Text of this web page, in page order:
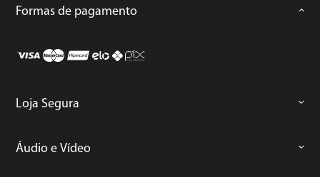
Formas de pagamento
Loja Segura
Áudio e Vídeo